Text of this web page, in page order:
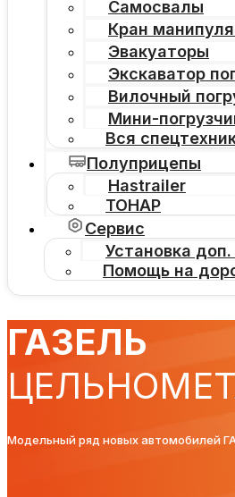
Самосвалы
Кран
Эвакуаторы
Экскаватор
Вилочный
Мини-
Вся
Полуприцепы
Hastrailer
ТОНАР
Сервис
Установка
Помощь на
ГАЗЕЛЬ
Модельный ряд новых автомобилей